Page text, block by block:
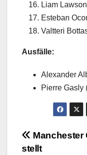
Liam
Esteban
Valtteri
Ausfälle:
Alexander
Pierre Gasly
Manchester
stellt